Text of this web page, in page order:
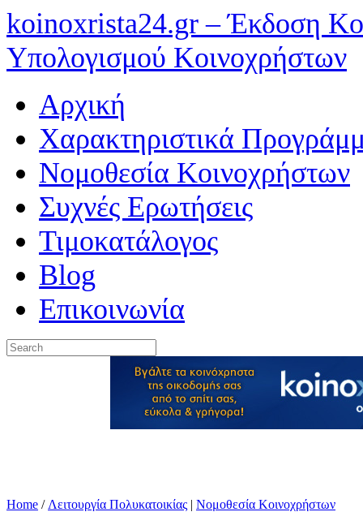
koinoxrista24.gr – Έκδοση
Υπολογισμού Κοινοχρήστων
Αρχική
Χαρακτηριστικά
Νομοθεσία Κοινοχρήστων
Συχνές Ερωτήσεις
Τιμοκατάλογος
Blog
Επικοινωνία
Home / Λειτουργία Πολυκατοικίας | Νομοθεσία Κοινοχρήστων